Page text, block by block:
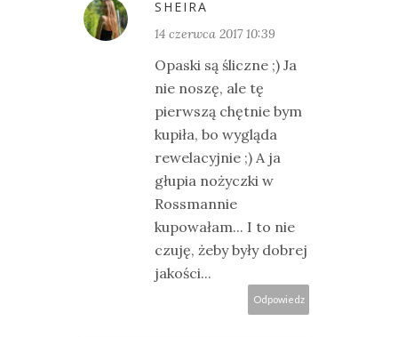
SHEIRA
14 czerwca 2017 10:39
Opaski są śliczne ;) Ja
nie noszę, ale tę
pierwszą chętnie bym
kupiła, bo wygląda
rewelacyjnie ;) A ja
głupia nożyczki w
Rossmannie
kupowałam... I to nie
czuję, żeby były dobrej
jakości...
Odpowiedz